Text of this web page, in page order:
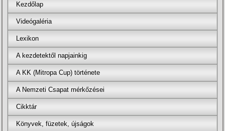
Kezdőlap
Videógaléria
Lexikon
A kezdetektől napjainkig
A KK (Mitropa Cup) története
A Nemzeti Csapat mérkőzései
Cikktár
Könyvek, füzetek, újságok